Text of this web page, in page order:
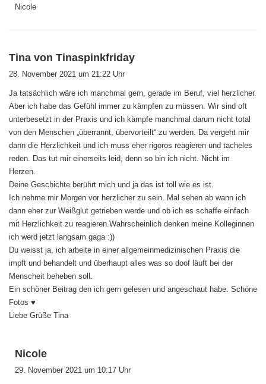
Nicole
Tina von Tinaspinkfriday
t
:
28. November 2021 um 21:22 Uhr
Ja tatsächlich wäre ich manchmal gern, gerade im Beruf, viel herzlicher.
Aber ich habe das Gefühl immer zu kämpfen zu müssen. Wir sind oft
unterbesetzt in der Praxis und ich kämpfe manchmal darum nicht total
von den Menschen „überrannt, übervorteilt“ zu werden. Da vergeht mir
dann die Herzlichkeit und ich muss eher rigoros reagieren und tacheles
reden. Das tut mir einerseits leid, denn so bin ich nicht. Nicht im
Herzen.
Deine Geschichte berührt mich und ja das ist toll wie es ist.
Ich nehme mir Morgen vor herzlicher zu sein. Mal sehen ab wann ich
dann eher zur Weißglut getrieben werde und ob ich es schaffe einfach
mit Herzlichkeit zu reagieren.Wahrscheinlich denken meine Kolleginnen
ich werd jetzt langsam gaga :))
Du weisst ja, ich arbeite in einer allgemeinmedizinischen Praxis die
impft und behandelt und überhaupt alles was so doof läuft bei der
Menscheit beheben soll.
Ein schöner Beitrag den ich gern gelesen und angeschaut habe. Schöne
Fotos ♥
Liebe Grüße Tina
Nicole
29. November 2021 um 10:17 Uhr